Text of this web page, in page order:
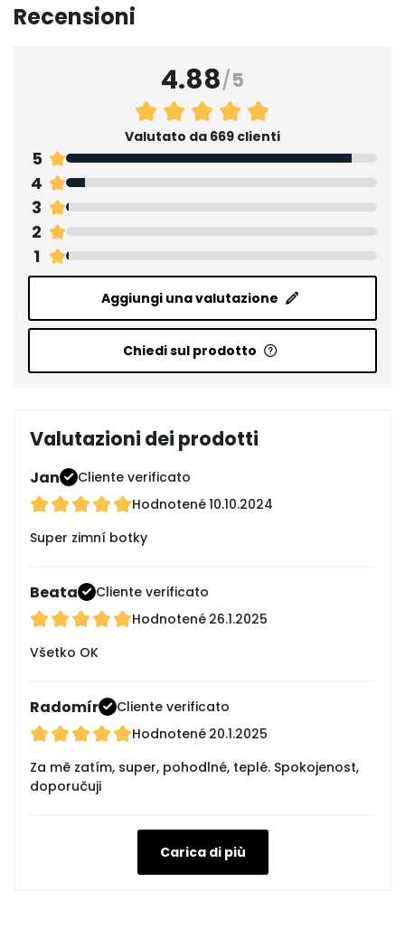
Recensioni
4.88/5
Valutato da 669 clienti
5
4
3
2
1
Aggiungi una valutazione
Chiedi sul prodotto
Valutazioni dei prodotti
Jan
Cliente verificato
Hodnotené10.10.2024
Super zimní botky
Beata
Cliente verificato
Hodnotené 26.1.2025
Všetko OK
Radomír
Cliente verificato
Hodnotené 20.1.2025
Za mě zatím, super, pohodlné, teplé. Spokojenost,
doporučuji
Carica di più